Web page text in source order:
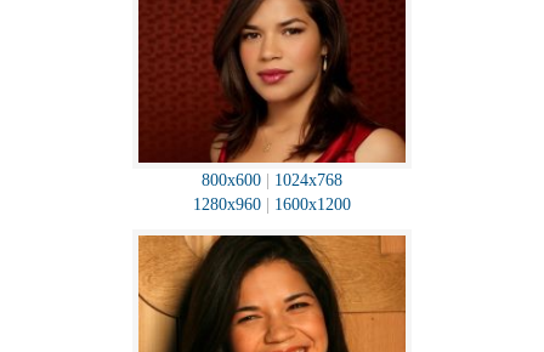
800x600
1024x768
1280x960
1600x1200